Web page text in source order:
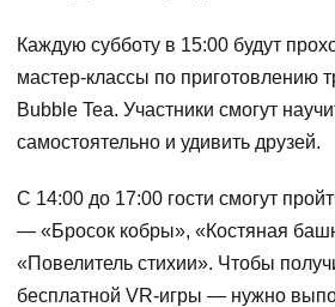
Каждую субботу в 15:00 будут
мастер-классы по приготовлению
Bubble Tea. Участники смогут
самостоятельно и удивить друзей.
С 14:00 до 17:00 гости смогут
— «Бросок кобры», «Костяная
«Повелитель стихии». Чтобы
бесплатной VR-игры — нужно